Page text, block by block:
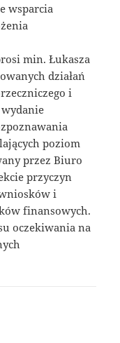
wsparcia
min. Łukasza
działań
i
poziom
przez Biuro
przyczyn
i
finansowych.
oczekiwania na